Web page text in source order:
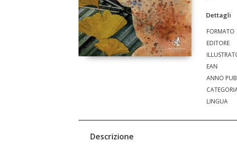
Dettagli
FORMATO
EDITORE
EAN
ANNO
LINGUA
Descrizione